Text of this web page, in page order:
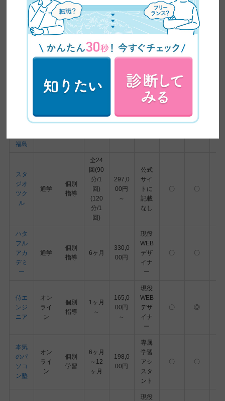
プ
オン
ン
チー
ム制
ープ
学習
45日
00円
現役
WEB
イナ
ー
福島
ライ
ン
個別
00円
現役
WEB
スタ
ジオ
ツク
ル
通学
個別
指導
全24
回(90
分/1
回)
(120
分/1
回)
297,0
00円
～
公式
サイ
トに
記載
なし
〇 〇
ハタ
フル
アカ
デミ
ー
通学
個別
指導
6ヶ月
330,0
00円
現役
WEB
デザ
イナ
ー
〇 〇
侍エ
ンジ
ニア
オン
ライ
ン
個別
指導
1ヶ月
～
165,0
00円
～
現役
WEB
デザ
イナ
ー
〇 ◎
本気
のパ
ソコ
ン塾
オン
ライ
ン
個別
学習
6ヶ月
～12
ヶ月
198,0
00円
専属
学習
アシ
スタ
ント
〇 〇
現役